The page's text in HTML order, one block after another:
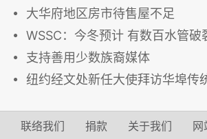
大华府地区房市待售屋不足
WSSC：今冬预计 有数百水管破
支持善用少数族裔媒体
纽约经文处新任大使拜访华埠传
联络我们 捐款 关于我们 网